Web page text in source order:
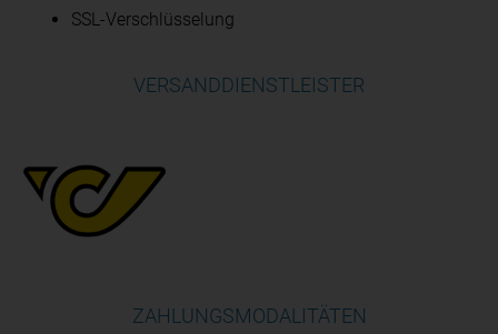
SSL-Verschlüsselung
VERSANDDIENSTLEISTER
ZAHLUNGSMODALITÄTEN